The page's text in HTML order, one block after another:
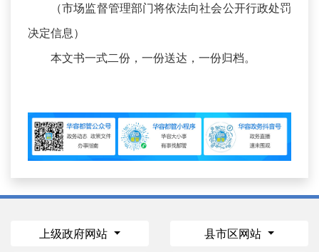
（市场监督管理部门将依法向社会公开行政处罚
决定信息）
本文书一式二份，一份送达，一份归档。
上级政府网站 县市区网站